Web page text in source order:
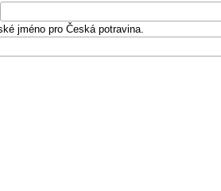
jméno pro Česká potravina.